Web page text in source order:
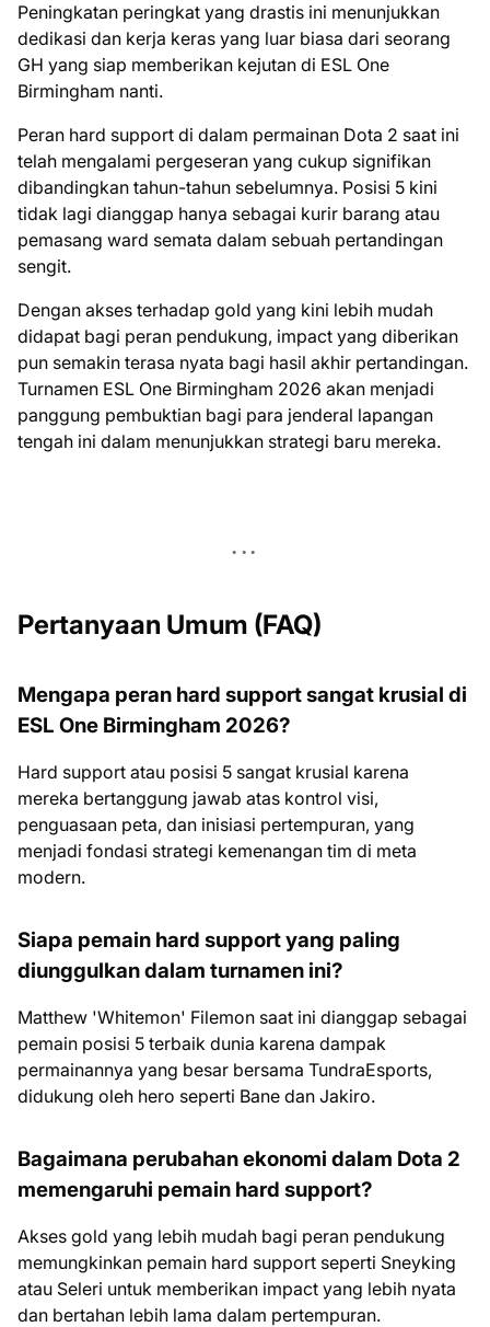
Peningkatan peringkat yang drastis ini menunjukkan
dedikasi dan kerja keras yang luar biasa dari seorang
GH yang siap memberikan kejutan di ESL One
Birmingham nanti.
Peran hard support di dalam permainan Dota 2 saat ini
telah mengalami pergeseran yang cukup signifikan
dibandingkan tahun-tahun sebelumnya. Posisi 5 kini
tidak lagi dianggap hanya sebagai kurir barang atau
pemasang ward semata dalam sebuah pertandingan
sengit.
Dengan akses terhadap gold yang kini lebih mudah
didapat bagi peran pendukung, impact yang diberikan
pun semakin terasa nyata bagi hasil akhir pertandingan.
Turnamen ESL One Birmingham 2026 akan menjadi
panggung pembuktian bagi para jenderal lapangan
tengah ini dalam menunjukkan strategi baru mereka.
Pertanyaan Umum (FAQ)
Mengapa peran hard support sangat krusial di
ESL One Birmingham 2026?
Hard support atau posisi 5 sangat krusial karena
mereka bertanggung jawab atas kontrol visi,
penguasaan peta, dan inisiasi pertempuran, yang
menjadi fondasi strategi kemenangan tim di meta
modern.
Siapa pemain hard support yang paling
diunggulkan dalam turnamen ini?
Matthew 'Whitemon' Filemon saat ini dianggap sebagai
pemain posisi 5 terbaik dunia karena dampak
permainannya yang besar bersama TundraEsports,
didukung oleh hero seperti Bane dan Jakiro.
Bagaimana perubahan ekonomi dalam Dota 2
memengaruhi pemain hard support?
Akses gold yang lebih mudah bagi peran pendukung
memungkinkan pemain hard support seperti Sneyking
atau Seleri untuk memberikan impact yang lebih nyata
dan bertahan lebih lama dalam pertempuran.